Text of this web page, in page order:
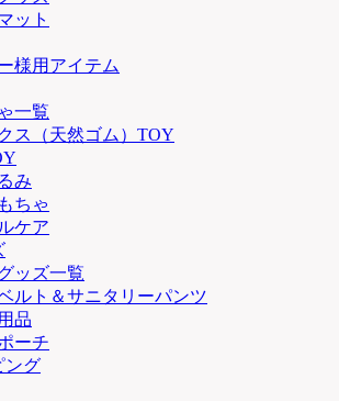
ット
様用アイテム
一覧
ス（天然ゴム）TOY
み
ちゃ
ケア
ッズ一覧
ルト＆サニタリーパンツ
品
ーチ
ング